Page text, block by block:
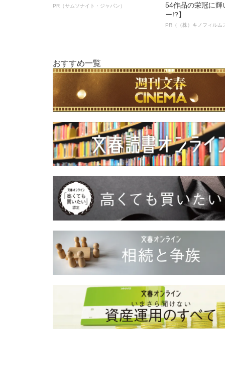
PR（サムソナイト・ジャパン）
54作品の栄冠に輝
ー!?】
PR（（株）キノフィルム
おすすめ一覧